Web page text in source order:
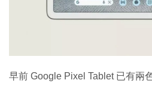
早前 Google Pixel Tablet 已有兩